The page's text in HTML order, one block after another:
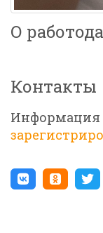
О
Контакты
Информация